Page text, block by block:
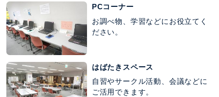
PCコーナー
お調べ物、学習などにお役立てく
ださい。
はばたきスペース
自習やサークル活動、会議などに
ご活用できます。